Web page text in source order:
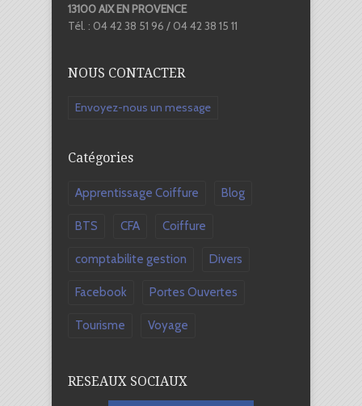
13100 AIX EN PROVENCE
Tél. : 04 42 38 51 96 / 04 42 38 15 11
NOUS CONTACTER
Envoyez-nous un message
Catégories
Apprentissage Coiffure Blog
BTS CFA Coiffure
comptabilite gestion Divers
Facebook Portes Ouvertes
Tourisme Voyage
RESEAUX SOCIAUX